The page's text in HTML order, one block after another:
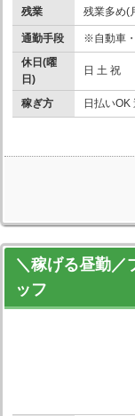
残業 残業多め(
通勤手段
※自動車・
休日(曜
日)
日 土 祝
稼ぎ方 日払いOK
＼稼げる昼勤／
ッフ